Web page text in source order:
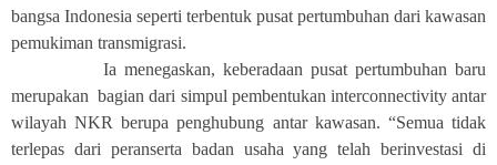
bangsa Indonesia seperti terbentuk pusat pertumbuhan dari kawasan
pemukiman transmigrasi.
Ia menegaskan, keberadaan pusat pertumbuhan baru
merupakan bagian dari simpul pembentukan interconnectivity antar
wilayah NKR berupa penghubung antar kawasan. “Semua tidak
terlepas dari peranserta badan usaha yang telah berinvestasi di